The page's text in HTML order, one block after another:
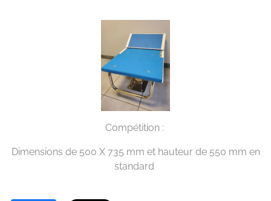
Compétition :
Dimensions de 500 X 735 mm et hauteur de 550 mm en
standard